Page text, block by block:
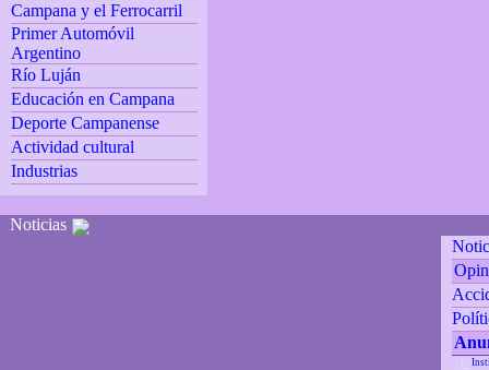
Campana y el Ferrocarril
Primer Automóvil
Argentino
Río Luján
Educación en Campana
Deporte Campanense
Actividad cultural
Industrias
Noticias